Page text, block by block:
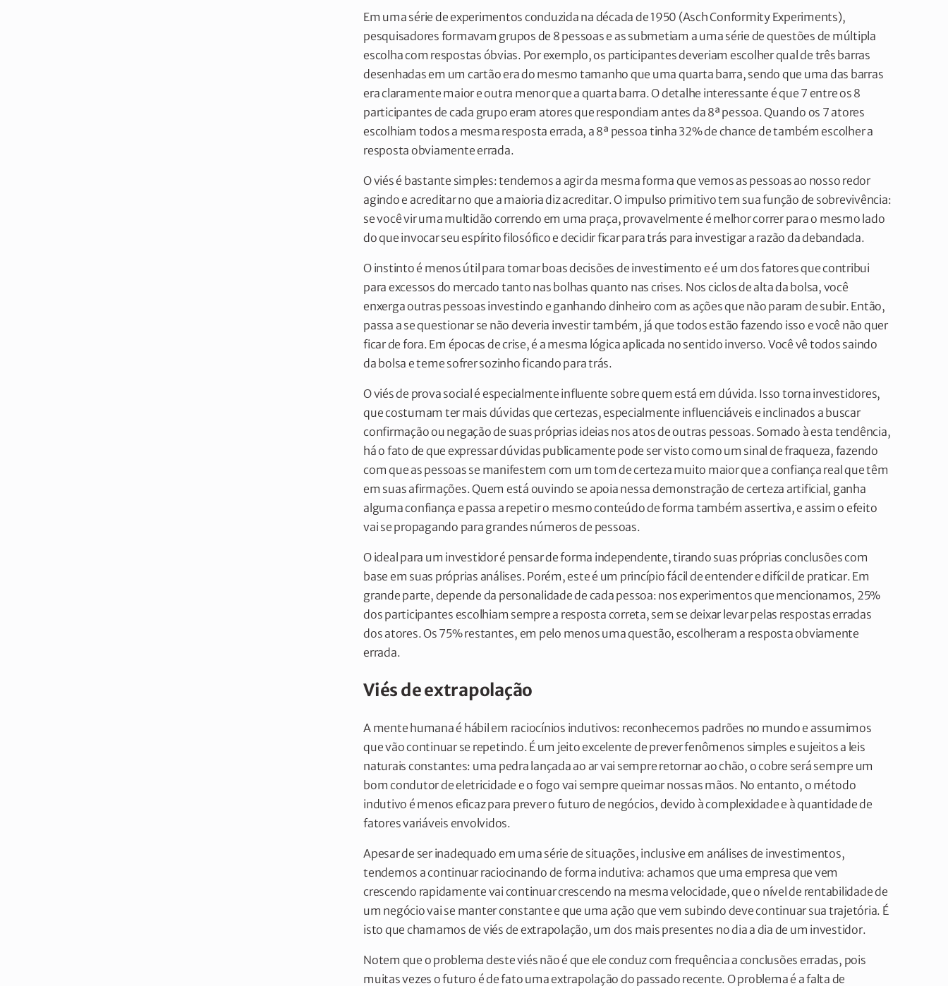
Em uma série de experimentos conduzida na década de 1950 (Asch Conformity Experiments),
pesquisadores formavam grupos de 8 pessoas e as submetiam a uma série de questões de múltipla
escolha com respostas óbvias. Por exemplo, os participantes deveriam escolher qual de três barras
desenhadas em um cartão era do mesmo tamanho que uma quarta barra, sendo que uma das barras
era claramente maior e outra menor que a quarta barra. O detalhe interessante é que 7 entre os 8
participantes de cada grupo eram atores que respondiam antes da 8ª pessoa. Quando os 7 atores
escolhiam todos a mesma resposta errada, a 8ª pessoa tinha 32% de chance de também escolher a
resposta obviamente errada.
O viés é bastante simples: tendemos a agir da mesma forma que vemos as pessoas ao nosso redor
agindo e acreditar no que a maioria diz acreditar. O impulso primitivo tem sua função de sobrevivência:
se você vir uma multidão correndo em uma praça, provavelmente é melhor correr para o mesmo lado
do que invocar seu espírito filosófico e decidir ficar para trás para investigar a razão da debandada.
O instinto é menos útil para tomar boas decisões de investimento e é um dos fatores que contribui
para excessos do mercado tanto nas bolhas quanto nas crises. Nos ciclos de alta da bolsa, você
enxerga outras pessoas investindo e ganhando dinheiro com as ações que não param de subir. Então,
passa a se questionar se não deveria investir também, já que todos estão fazendo isso e você não quer
ficar de fora. Em épocas de crise, é a mesma lógica aplicada no sentido inverso. Você vê todos saindo
da bolsa e teme sofrer sozinho ficando para trás.
O viés de prova social é especialmente influente sobre quem está em dúvida. Isso torna investidores,
que costumam ter mais dúvidas que certezas, especialmente influenciáveis e inclinados a buscar
confirmação ou negação de suas próprias ideias nos atos de outras pessoas. Somado à esta tendência,
há o fato de que expressar dúvidas publicamente pode ser visto como um sinal de fraqueza, fazendo
com que as pessoas se manifestem com um tom de certeza muito maior que a confiança real que têm
em suas afirmações. Quem está ouvindo se apoia nessa demonstração de certeza artificial, ganha
alguma confiança e passa a repetir o mesmo conteúdo de forma também assertiva, e assim o efeito
vai se propagando para grandes números de pessoas.
O ideal para um investidor é pensar de forma independente, tirando suas próprias conclusões com
base em suas próprias análises. Porém, este é um princípio fácil de entender e difícil de praticar. Em
grande parte, depende da personalidade de cada pessoa: nos experimentos que mencionamos, 25%
dos participantes escolhiam sempre a resposta correta, sem se deixar levar pelas respostas erradas
dos atores. Os 75% restantes, em pelo menos uma questão, escolheram a resposta obviamente
errada.
Viés de extrapolação
A mente humana é hábil em raciocínios indutivos: reconhecemos padrões no mundo e assumimos
que vão continuar se repetindo. É um jeito excelente de prever fenômenos simples e sujeitos a leis
naturais constantes: uma pedra lançada ao ar vai sempre retornar ao chão, o cobre será sempre um
bom condutor de eletricidade e o fogo vai sempre queimar nossas mãos. No entanto, o método
indutivo é menos eficaz para prever o futuro de negócios, devido à complexidade e à quantidade de
fatores variáveis envolvidos.
Apesar de ser inadequado em uma série de situações, inclusive em análises de investimentos,
tendemos a continuar raciocinando de forma indutiva: achamos que uma empresa que vem
crescendo rapidamente vai continuar crescendo na mesma velocidade, que o nível de rentabilidade de
um negócio vai se manter constante e que uma ação que vem subindo deve continuar sua trajetória. É
isto que chamamos de viés de extrapolação, um dos mais presentes no dia a dia de um investidor.
Notem que o problema deste viés não é que ele conduz com frequência a conclusões erradas, pois
muitas vezes o futuro é de fato uma extrapolação do passado recente. O problema é a falta de